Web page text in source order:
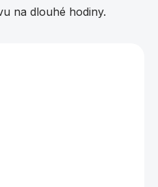
na dlouhé hodiny.